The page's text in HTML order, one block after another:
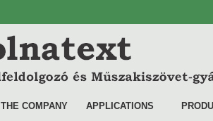
THE COMPANY APPLICATIONS